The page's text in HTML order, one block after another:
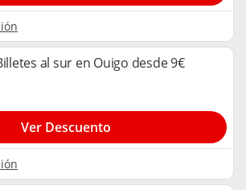
al sur en Ouigo desde 9€
Ver Descuento